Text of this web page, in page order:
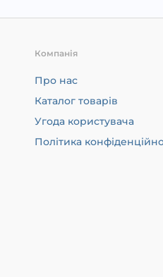
Компанія
Про нас
Каталог товарів
Угода користувача
Політика